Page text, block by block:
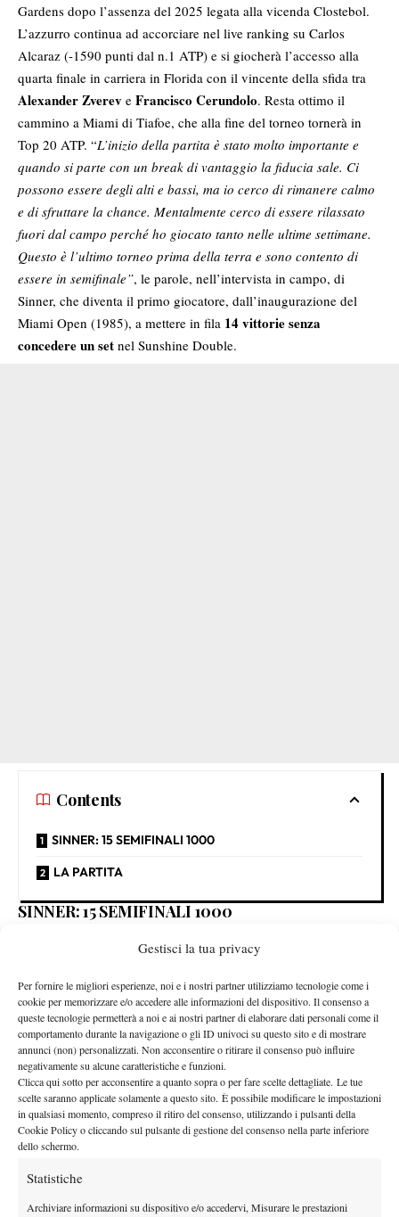
Gestisci la tua privacy
Per fornire le migliori esperienze, noi e i nostri partner utilizziamo tecnologie come i
cookie per memorizzare e/o accedere alle informazioni del dispositivo. Il consenso a
queste tecnologie permetterà a noi e ai nostri partner di elaborare dati personali come il
comportamento durante la navigazione o gli ID univoci su questo sito e di mostrare
annunci (non) personalizzati. Non acconsentire o ritirare il consenso può influire
negativamente su alcune caratteristiche e funzioni.
Clicca qui sotto per acconsentire a quanto sopra o per fare scelte dettagliate. Le tue
scelte saranno applicate solamente a questo sito. È possibile modificare le impostazioni
in qualsiasi momento, compreso il ritiro del consenso, utilizzando i pulsanti della
Cookie Policy o cliccando sul pulsante di gestione del consenso nella parte inferiore
dello schermo.
Statistiche
Archiviare informazioni su dispositivo e/o accedervi, Misurare le prestazioni
Gardens dopo l’assenza del 2025 legata alla vicenda Clostebol.
L’azzurro continua ad accorciare nel live ranking su Carlos
Alcaraz (-1590 punti dal n.1 ATP) e si giocherà l’accesso alla
quarta finale in carriera in Florida con il vincente della sfida tra
Alexander Zverev e Francisco Cerundolo. Resta ottimo il
cammino a Miami di Tiafoe, che alla fine del torneo tornerà in
Top 20 ATP. “L’inizio della partita è stato molto importante e
quando si parte con un break di vantaggio la fiducia sale. Ci
possono essere degli alti e bassi, ma io cerco di rimanere calmo
e di sfruttare la chance. Mentalmente cerco di essere rilassato
fuori dal campo perché ho giocato tanto nelle ultime settimane.
Questo è l’ultimo torneo prima della terra e sono contento di
essere in semifinale”, le parole, nell’intervista in campo, di
Sinner, che diventa il primo giocatore, dall’inaugurazione del
Miami Open (1985), a mettere in fila 14 vittorie senza
concedere un set nel Sunshine Double.
Contents
SINNER: 15 SEMIFINALI 1000
LA PARTITA
SINNER: 15 SEMIFINALI 1000
semifinale 1000 numero 15per Sinner, la
terreno di caccia dell’altoatesino. I precedenti in semifinale in
Florida sono tutti positivi, con le vittorie su Bautista Agut (2021),
Carlos Alcaraz (2023) e Daniil Medvedev (2024). Per l’azzurro è
laquarta semifinale negli ultimi cinque ‘1000’giocati: unica
eccezione il ritiro per crampi contro Tallon Griekspoor al terzo
turno a Shanghai. Con il successo su Tiafoe si materializza la
29esima vittoria in filacontro tennisti americani (ultimo ko
contro Shelton a Shanghai nel 2023) e il
consecutivo